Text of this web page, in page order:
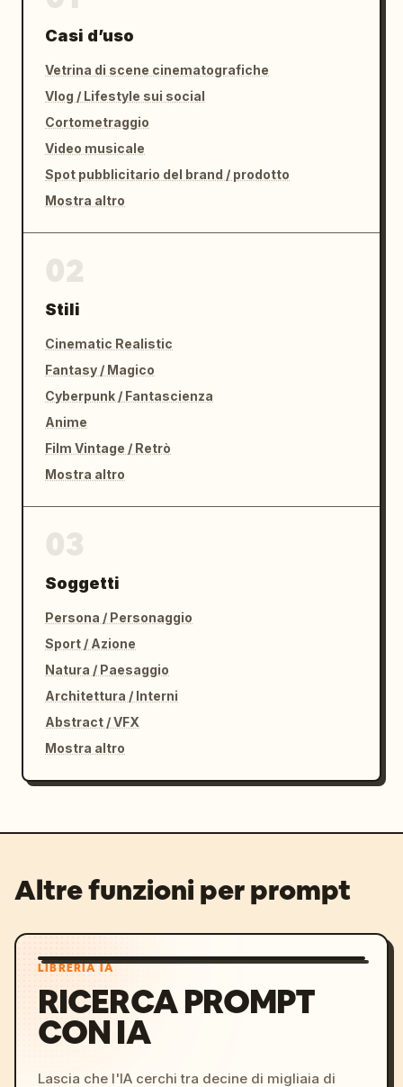
Casi d’uso
Vetrina di scene cinematografiche
Vlog / Lifestyle sui social
Cortometraggio
Video musicale
Spot pubblicitario del brand / prodotto
Mostra altro
Stili
Cinematic Realistic
Fantasy / Magico
Cyberpunk / Fantascienza
Anime
Film Vintage / Retrò
Mostra altro
Soggetti
Persona / Personaggio
Sport / Azione
Natura / Paesaggio
Architettura / Interni
Abstract / VFX
Mostra altro
Altre funzioni per prompt
LIBRERIA IA
RICERCA PROMPT
CON IA
Lascia che l'IA cerchi tra decine di migliaia di